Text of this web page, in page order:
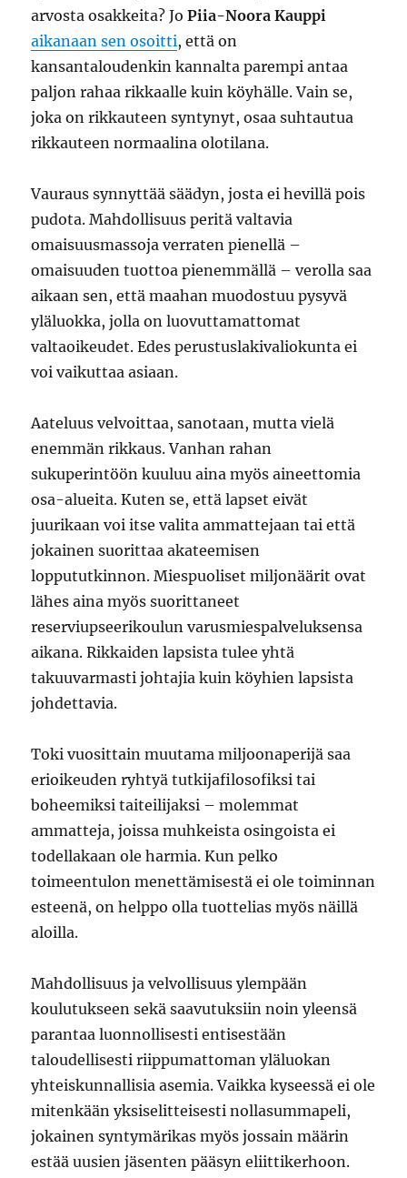
arvosta osakkeita? JoPiia-Noora Kauppi
aikanaan sen osoitti, että on
kansantaloudenkin kannalta parempi antaa
paljon rahaa rikkaalle kuin köyhälle. Vain se,
joka on rikkauteen syntynyt, osaa suhtautua
rikkauteen normaalina olotilana.
Vauraus synnyttää säädyn, josta ei hevillä pois
pudota. Mahdollisuus peritä valtavia
omaisuusmassoja verraten pienellä –
omaisuuden tuottoa pienemmällä – verolla saa
aikaan sen, että maahan muodostuu pysyvä
yläluokka, jolla on luovuttamattomat
valtaoikeudet. Edes perustuslakivaliokunta ei
voi vaikuttaa asiaan.
Aateluus velvoittaa, sanotaan, mutta vielä
enemmän rikkaus. Vanhan rahan
sukuperintöön kuuluu aina myös aineettomia
osa-alueita. Kuten se, että lapset eivät
juurikaan voi itse valita ammattejaan tai että
jokainen suorittaa akateemisen
loppututkinnon. Miespuoliset miljonäärit ovat
lähes aina myös suorittaneet
reserviupseerikoulun varusmiespalveluksensa
aikana. Rikkaiden lapsista tulee yhtä
takuuvarmasti johtajia kuin köyhien lapsista
johdettavia.
Toki vuosittain muutama miljoonaperijä saa
erioikeuden ryhtyä tutkijafilosofiksi tai
boheemiksi taiteilijaksi – molemmat
ammatteja, joissa muhkeista osingoista ei
todellakaan ole harmia. Kun pelko
toimeentulon menettämisestä ei ole toiminnan
esteenä, on helppo olla tuottelias myös näillä
aloilla.
Mahdollisuus ja velvollisuus ylempään
koulutukseen sekä saavutuksiin noin yleensä
parantaa luonnollisesti entisestään
taloudellisesti riippumattoman yläluokan
yhteiskunnallisia asemia. Vaikka kyseessä ei ole
mitenkään yksiselitteisesti nollasummapeli,
jokainen syntymärikas myös jossain määrin
estää uusien jäsenten pääsyn eliittikerhoon.